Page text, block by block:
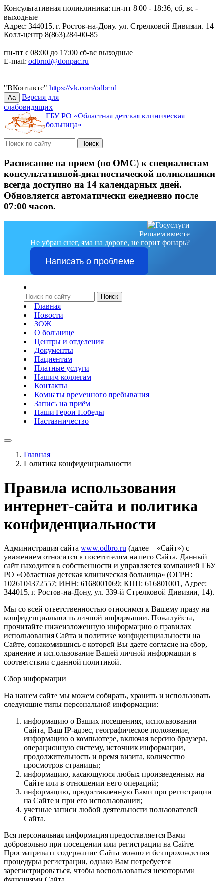
Консультативная поликлиника: пн-пт 8:00 - 18:36, сб, вс -
выходные
Адрес: 344015, г. Ростов-на-Дону, ул. Стрелковой Дивизии, 14
Колл-центр 8(863)284-00-85
пн-пт с 08:00 до 17:00 сб-вс выходные
E-mail: odbrnd@donpac.ru
"ВКонтакте" https://vk.com/odbrnd
Aa
Версия для
слабовидящих
ГБУ РО «Областная детская клиническая
больница»
Расписание на прием (по ОМС) к специалистам
консультативной-диагностической поликлиники
всегда доступно на 14 календарных дней.
Обновляется автоматически ежедневно после
07:00 часов.
Решаем вместе
Не убран снег, яма на дороге, не горит фонарь?
Написать о проблеме
Главная
Новости
ЗОЖ
О больнице
Центры и отделения
Документы
Пациентам
Платные услуги
Нашим коллегам
Контакты
Комнаты временного пребывания
Запись на приём
Наши Герои Победы
Наставничество
Главная
Политика конфиденциальности
Правила использования
интернет-сайта и политика
конфиденциальности
Администрация сайта www.odbro.ru (далее – «Сайт») с
уважением относится к посетителям нашего Сайта. Данный
сайт находится в собственности и управляется компанией ГБУ
РО «Областная детская клиническая больница» (ОГРН:
1026104372557; ИНН: 6168001069; КПП: 616801001, Адрес:
344015, г. Ростов-на-Дону, ул. 339-й Стрелковой Дивизии, 14).
Мы со всей ответственностью относимся к Вашему праву на
конфиденциальность личной информации. Пожалуйста,
прочитайте нижеизложенную информацию о правилах
использования Сайта и политике конфиденциальности на
Сайте, ознакомившись с которой Вы даете согласие на сбор,
хранение и использование Вашей личной информации в
соответствии с данной политикой.
Сбор информации
На нашем сайте мы можем собирать, хранить и использовать
следующие типы персональной информации:
информацию о Ваших посещениях, использовании
Сайта, Ваш IP-адрес, географическое положение,
информацию о компьютере, включая версию браузера,
операционную систему, источник информации,
продолжительность и время визита, количество
просмотров страницы;
информацию, касающуюся любых произведенных на
Сайте или в отношении него операций;
информацию, предоставленную Вами при регистрации
на Сайте и при его использовании;
учетные записи любой деятельности пользователей
Сайта.
Вся персональная информация предоставляется Вами
добровольно при посещении или регистрации на Сайте.
Просматривать содержание Сайта можно и без прохождения
процедуры регистрации, однако Вам потребуется
зарегистрироваться, чтобы воспользоваться некоторыми